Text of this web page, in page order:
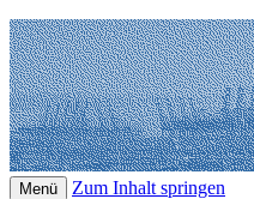
Menü Zum Inhalt springen